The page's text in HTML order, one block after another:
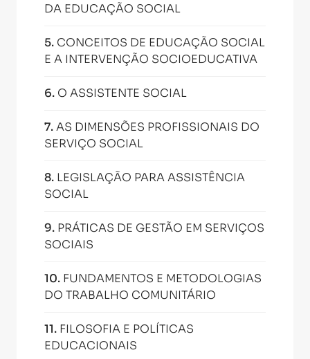
DA EDUCAÇÃO SOCIAL
5. CONCEITOS DE EDUCAÇÃO SOCIAL
E A INTERVENÇÃO SOCIOEDUCATIVA
6. O ASSISTENTE SOCIAL
7.AS DIMENSÕES PROFISSIONAIS DO
SERVIÇO SOCIAL
8. LEGISLAÇÃO PARA ASSISTÊNCIA
SOCIAL
9. PRÁTICAS DE GESTÃO EM SERVIÇOS
SOCIAIS
10. FUNDAMENTOS E METODOLOGIAS
DO TRABALHO COMUNITÁRIO
11. FILOSOFIA E POLÍTICAS
EDUCACIONAIS